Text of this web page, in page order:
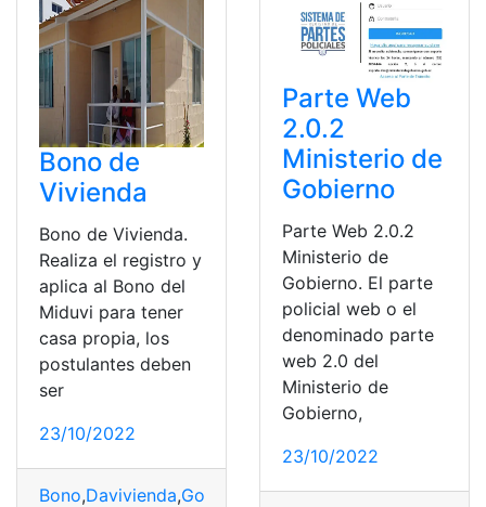
Bono de
Vivienda
Bono de Vivienda.
Realiza el registro y
aplica al Bono del
Miduvi para tener
casa propia, los
postulantes deben
ser
23/10/2022
Bono,Davivienda,Gobierno ,Nacional,postulantes
Parte Web
2.0.2
Ministerio de
Gobierno
Parte Web 2.0.2
Ministerio de
Gobierno. El parte
policial web o el
denominado parte
web 2.0 del
Ministerio de
Gobierno,
23/10/2022